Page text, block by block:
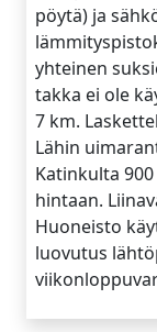
pöytä) ja
yhteinen
takka ei ole
7 km.
Lähin
Katinkulta
hintaan.
Huoneisto
luovutus